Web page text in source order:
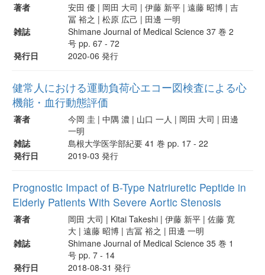
著者
安田 優 | 岡田 大司 | 伊藤 新平 | 遠藤 昭博 | 吉
冨 裕之 | 松原 広己 | 田邊 一明
雑誌
Shimane Journal of Medical Science 37 巻 2
号 pp. 67 - 72
発行日
2020-06 発行
健常人における運動負荷心エコー図検査による心
機能・血行動態評価
著者
今岡 圭 | 中隅 濃 | 山口 一人 | 岡田 大司 | 田邊
一明
雑誌
島根大学医学部紀要 41 巻 pp. 17 - 22
発行日
2019-03 発行
Prognostic Impact of B-Type Natriuretic Peptide in
Elderly Patients With Severe Aortic Stenosis
著者
岡田 大司 | Kitai Takeshi | 伊藤 新平 | 佐藤 寛
大 | 遠藤 昭博 | 吉冨 裕之 | 田邊 一明
雑誌
Shimane Journal of Medical Science 35 巻 1
号 pp. 7 - 14
発行日
2018-08-31 発行